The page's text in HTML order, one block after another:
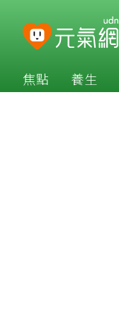
焦點 養生